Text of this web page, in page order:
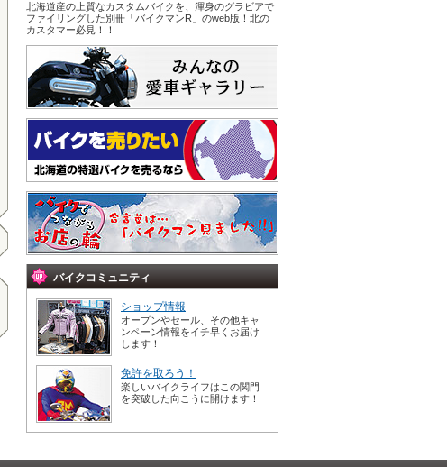
北海道産の上質なカスタムバイクを、渾身のグラビアで
ファイリングした別冊「バイクマンR」のweb版！北の
カスタマー必見！！
バイクコミュニティ
ショップ情報
オープンやセール、その他キャ
ンペーン情報をイチ早くお届け
します！
免許を取ろう！
楽しいバイクライフはこの関門
を突破した向こうに開けます！